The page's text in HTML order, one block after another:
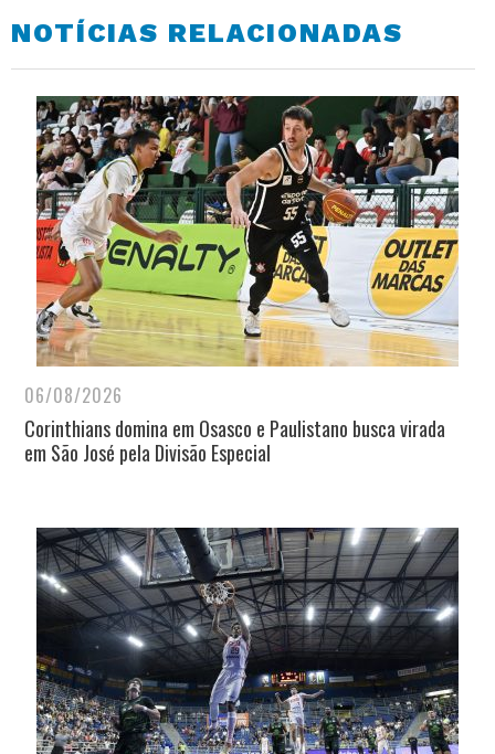
NOTÍCIAS RELACIONADAS
06/08/2026
Corinthians domina em Osasco e Paulistano busca virada
em São José pela Divisão Especial